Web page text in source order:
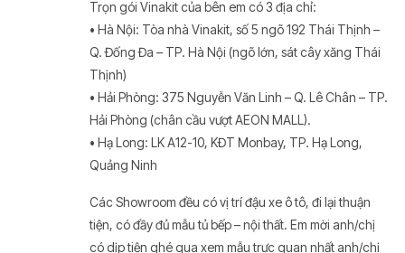
Trọn gói Vinakit của bên em có 3 địa chỉ:
• Hà Nội: Tòa nhà Vinakit, số 5 ngõ 192 Thái Thịnh –
Q. Đống Đa – TP. Hà Nội (ngõ lớn, sát cây xăng Thái
Thịnh)
• Hải Phòng: 375 Nguyễn Văn Linh – Q. Lê Chân – TP.
Hải Phòng (chân cầu vượt AEON MALL).
• Hạ Long: LK A12-10, KĐT Monbay, TP. Hạ Long,
Quảng Ninh
Các Showroom đều có vị trí đậu xe ô tô, đi lại thuận
tiện, có đầy đủ mẫu tủ bếp – nội thất. Em mời anh/chị
có dịp tiện ghé qua xem mẫu trực quan nhất anh/chị